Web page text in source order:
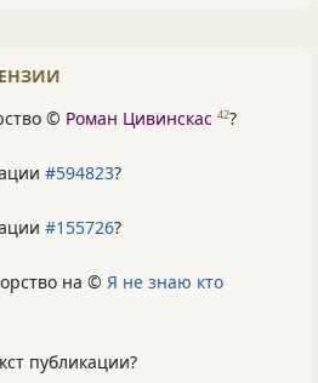
© Роман Цивинскас 42?
#594823?
#155726?
на © Я не знаю кто
публикации?